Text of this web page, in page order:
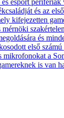
és az
kifejezetten
mérnöki
és
első
mikrofonokat a
is van